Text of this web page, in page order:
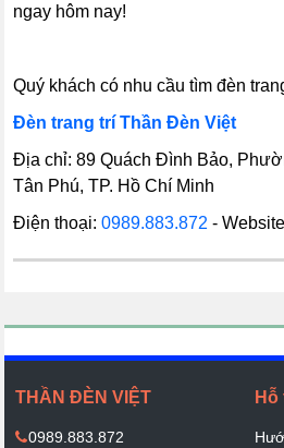
ngay hôm nay!
Quý khách có nhu cầu tìm đèn
Đèn trang trí Thần Đèn Việt
Địa chỉ: 89 Quách Đình Bảo,
Tân Phú, TP. Hồ Chí Minh
Điện thoại:0989.883.872 -
THẦN ĐÈN VIỆT
0989.883.872